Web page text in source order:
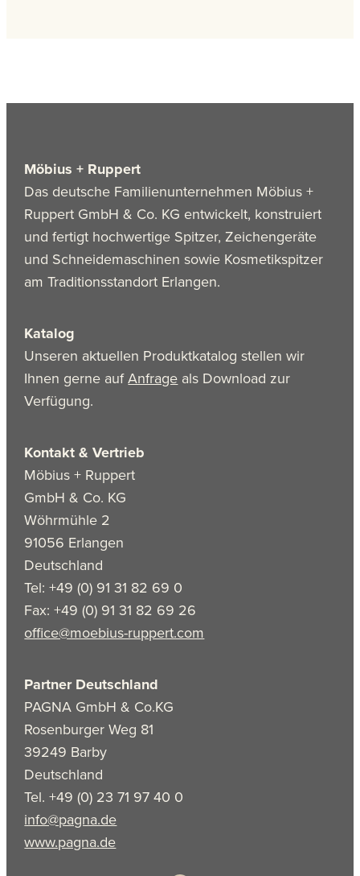
Möbius + Ruppert
Das deutsche Familienunternehmen Möbius +
Ruppert GmbH & Co. KG entwickelt, konstruiert
und fertigt hochwertige Spitzer, Zeichengeräte
und Schneidemaschinen sowie Kosmetikspitzer
am Traditionsstandort Erlangen.
Katalog
Unseren aktuellen Produktkatalog stellen wir
Ihnen gerne aufAnfrageals Download zur
Verfügung.
Kontakt & Vertrieb
Möbius + Ruppert
GmbH & Co. KG
Wöhrmühle 2
91056 Erlangen
Deutschland
Tel: +49 (0) 91 31 82 69 0
Fax: +49 (0) 91 31 82 69 26
office@moebius-ruppert.com
Partner Deutschland
PAGNA GmbH & Co.KG
Rosenburger Weg 81
39249 Barby
Deutschland
Tel. +49 (0) 23 71 97 40 0
info@pagna.de
www.pagna.de